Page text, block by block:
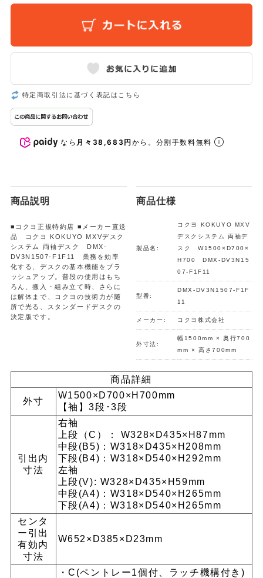
特定商取引法に基づく表記はこちら
なら 月々38,683円から。分割手数料無料
商品説明
■コクヨ正規特約店 ■メーカー直送
品 コクヨ KOKUYO MXVデスク
システム 両袖デスク DMX-
DV3N1507-F1F11 業務を効率
化する、デスクの基本機能をブラ
ッシュアップ。普段の使用はもち
ろん、搬入・組み立て時、さらに
は解体まで、コクヨの技術力が随
所で光る、スタンダードデスクの
決定版です。
商品仕様
製品名:
コクヨ KOKUYO MXV
デスクシステム 両袖デ
スク W1500×D700×
H700 DMX-DV3N15
07-F1F11
型番:
DMX-DV3N1507-F1F
11
メーカー: コクヨ株式会社
外寸法:
幅1500mm × 奥行700
mm × 高さ700mm
商品詳細
外寸
W1500×D700×H700mm
【袖】3段･3段
引出内
寸法
右袖
上段（C）： W328×D435×H87mm
中段(B5)：W318×D435×H208mm
下段(B4)：W318×D540×H292mm
左袖
上段(V): W328×D435×H59mm
中段(A4)：W318×D540×H265mm
下段(A4)：W318×D540×H265mm
センタ
ー引出
有効内
寸法
W652×D385×D23mm
・C(ペントレー1個付、ラッチ機構付き)